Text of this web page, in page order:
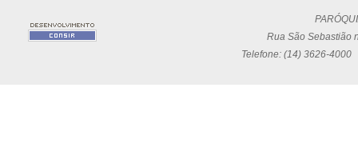
Rua São Sebastião
Telefone: (14) 3626-